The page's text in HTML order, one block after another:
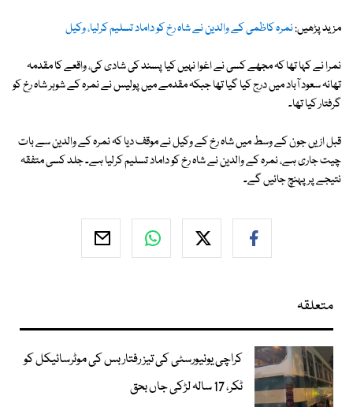
مزید پڑھیں:نمرہ کاظمی کے والدین نے شاہ رخ کو داماد تسلیم کرلیا، وکیل
نمرا نے کہا تھا کہ مجھے کسی نے اغوا نہیں کیا پسند کی شادی کی، واقعے کا مقدمہ
تھانہ سعود آباد میں درج کیا گیا تھا جبکہ مقدمے میں پولیس نے نمرہ کے شوہر شاہ رخ کو
گرفتار کیا تھا۔
قبل ازیں جون کے وسط میں شاہ رخ کے وکیل نے موقف دیا کہ نمرہ کے والدین سے بات
چیت جاری ہے، نمرہ کے والدین نے شاہ رخ کو داماد تسلیم کرلیا ہے۔ جلد کسی متفقہ
نتیجے پر پہنچ جائیں گے۔
متعلقہ
کراچی یونیورسٹی کی تیز رفتار بس کی موٹرسائیکل کو
ٹکر، 17 سالہ لڑکی جاں بحق